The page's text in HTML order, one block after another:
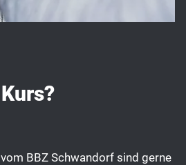
BBZ Schwandorf sind gerne